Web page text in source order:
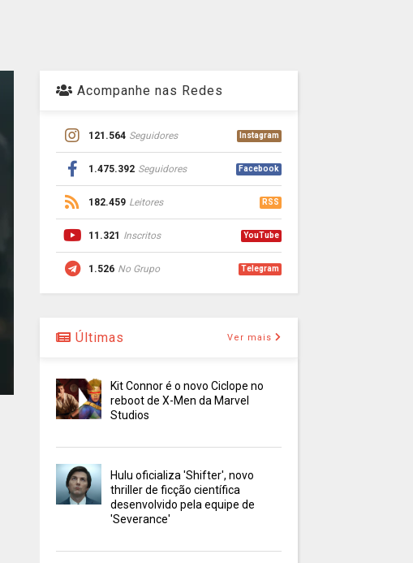
Acompanhe nas Redes
121.564 Seguidores Instagram
1.475.392 Seguidores Facebook
182.459 Leitores RSS
11.321 Inscritos YouTube
1.526 No Grupo Telegram
Últimas Ver mais
Kit Connor é o novo Ciclope no
reboot de X-Men da Marvel
Studios
Hulu oficializa 'Shifter', novo
thriller de ficção científica
desenvolvido pela equipe de
'Severance'